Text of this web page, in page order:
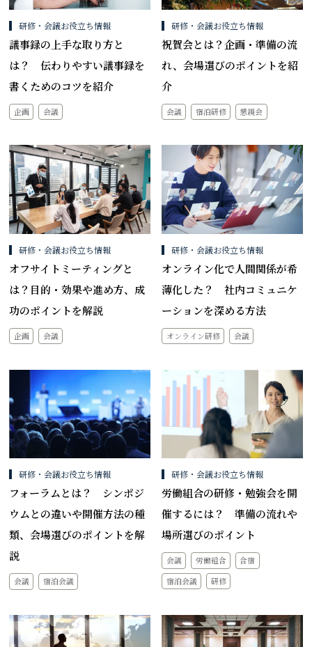
研修・会議お役立ち情報
議事録の上手な取り方と
は？ 伝わりやすい議事録を
書くためのコツを紹介
企画 会議
研修・会議お役立ち情報
祝賀会とは？企画・準備の流
れ、会場選びのポイントを紹
介
会議 宿泊研修 懇親会
研修・会議お役立ち情報
オフサイトミーティングと
は？目的・効果や進め方、成
功のポイントを解説
企画 会議
研修・会議お役立ち情報
オンライン化で人間関係が希
薄化した？ 社内コミュニケ
ーションを深める方法
オンライン研修 会議
研修・会議お役立ち情報
フォーラムとは？ シンポジ
ウムとの違いや開催方法の種
類、会場選びのポイントを解
説
会議 宿泊会議
研修・会議お役立ち情報
労働組合の研修・勉強会を開
催するには？ 準備の流れや
場所選びのポイント
会議 労働組合
合宿
宿泊会議
研修